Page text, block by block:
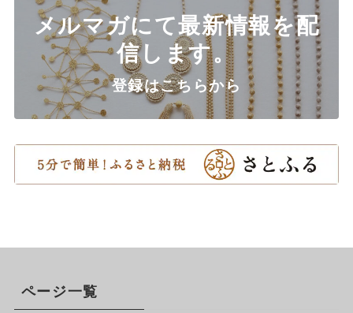
メルマガにて最新情報を配
信します。
登録はこちらから
ページ一覧